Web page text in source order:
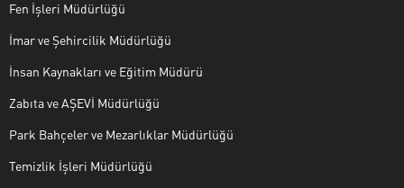
Fen İşleri Müdürlüğü
İmar ve Şehircilik Müdürlüğü
İnsan Kaynakları ve Eğitim Müdürü
Zabıta ve AŞEVİ Müdürlüğü
Park Bahçeler ve Mezarlıklar Müdürlüğü
Temizlik İşleri Müdürlüğü